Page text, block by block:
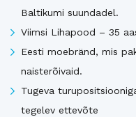
Baltikumi suundadel.
Viimsi Lihapood – 35
Eesti moebränd, mis
naisterõivaid.
Tugeva
tegelev ettevõte